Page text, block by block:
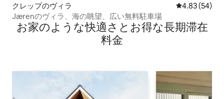
クレップのヴィラ レビュー54
4.83 (54)
Jærenのヴィラ、海の眺望、広い無料駐車場
お家のような快⁠適⁠さ⁠とお⁠得⁠な長⁠期⁠滞⁠在
料⁠金